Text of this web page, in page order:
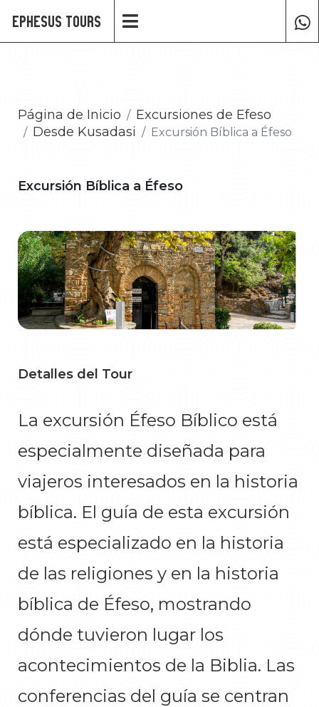
Ephesus Tours
Página de Inicio
Excursiones de Efeso
Desde Kusadasi
Excursión Bíblica a Éfeso
Excursión Bíblica a Éfeso
Detalles del Tour
La excursión Éfeso Bíblico está
especialmente diseñada para
viajeros interesados en la historia
bíblica. El guía de esta excursión
está especializado en la historia
de las religiones y en la historia
bíblica de Éfeso, mostrando
dónde tuvieron lugar los
acontecimientos de la Biblia. Las
conferencias del guía se centran